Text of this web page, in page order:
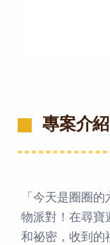
專案介紹
「今天是圈圈
物派對！在尋寶
和祕密，收到的